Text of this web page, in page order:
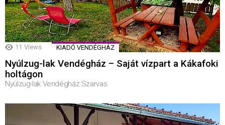
11 Views KIADÓ VENDÉGHÁZ
Nyúlzug-lak Vendégház – Saját vízpart a Kákafoki
holtágon
Nyúlzug-lak Vendégház Szarvas